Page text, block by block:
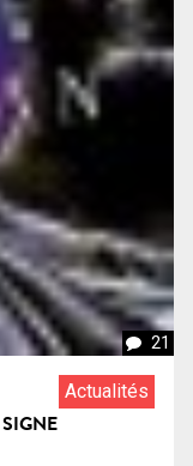
21
Actualités